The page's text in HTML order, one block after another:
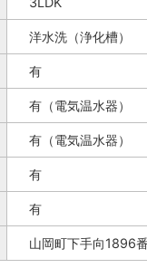
洋水洗（浄化槽）
有
有（電気温水器）
有（電気温水器）
有
有
山岡町下手向1896